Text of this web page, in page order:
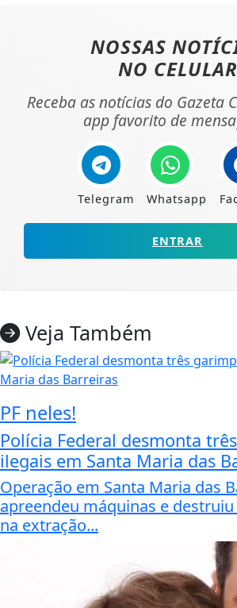
NOSSAS
NO CELULAR
Receba as notícias do Gazeta
app favorito de
Telegram Whatsapp
ENTRAR
Veja Também
PF neles!
Polícia Federal desmonta
ilegais em Santa Maria das
Operação em Santa Maria das
apreendeu máquinas e
na extração...